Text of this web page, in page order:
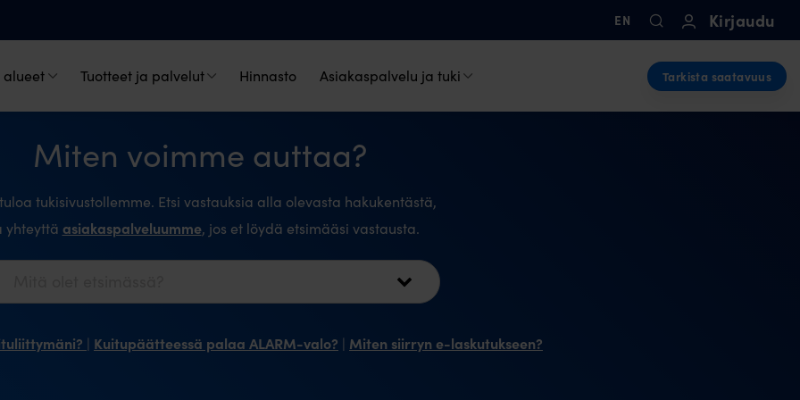
EN Kirjaudu
alueet Tuotteet ja palvelut Hinnasto Asiakaspalvelu ja tuki Tarkista saatavuus
Miten voimme auttaa?
tukisivustollemme. Etsi vastauksia alla olevasta hakukentästä,
yhteyttä asiakaspalveluumme, jos et löydä etsimääsi vastausta.
| Kuitupäätteessä palaa ALARM-valo? | Miten siirryn e-laskutukseen?